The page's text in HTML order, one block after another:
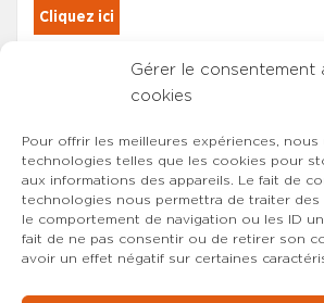
Gérer le consentement
cookies
Pour offrir les meilleures expériences, nous
technologies telles que les cookies pour
aux informations des appareils. Le fait de
technologies nous permettra de traiter des
le comportement de navigation ou les ID
fait de ne pas consentir ou de retirer son
avoir un effet négatif sur certaines
Cliquez ici
Les adhérents du SYNCASS-CFDT
sont automatiquement inscrits.